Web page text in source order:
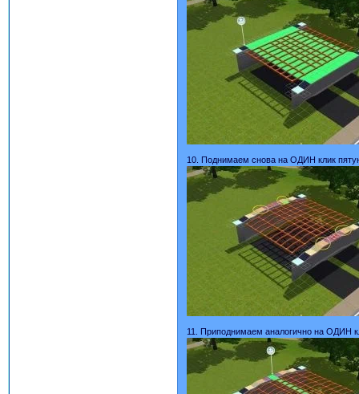
10. Поднимаем снова на ОДИН клик
11. Приподнимаем аналогично на ОДИН